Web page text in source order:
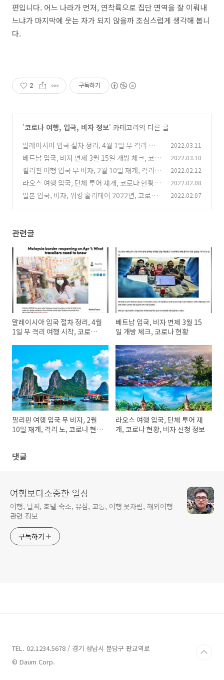
편입니다. 어느 나라가 먼저, 연착륙으로 집단 면역을 잘 이뤄내
느냐가 마지막에 웃는 자가 되지 않을까 조심스럽게 생각해 봅니
다.
2 구독하기
'코로나 여행, 입국, 비자 정보' 카테고리의 다른 글
말레이시아 입국 절차 정리, 4월 1일 무 격리 여행
시작, 코로나 현항 (4)
2022.03.11
베트남 입국, 비자 면제 3월 15일 개방 체크, 코로
나 현황
(0)
2022.03.10
필리핀 여행 입국 무 비자, 2월 10일 재개, 격리
노, 코로나 현황 정보 (4)
2022.02.12
라오스 여행 입국, 단체 투어 재개, 코로나 현황,
비자 신청 정보
(0)
2022.02.08
일본 입국, 비자, 워킹 홀리데이 2022년, 코로나,
2022.02.07
관련글
말레이시아 입국 절차 정리, 4월
1일 무 격리 여행 시작, 코로나
베트남 입국, 비자 면제 3월 15
일 개방 체크, 코로나 현황
필리핀 여행 입국 무 비자, 2월
10일 재개, 격리 노, 코로나 현황
라오스 여행 입국, 단체 투어 재
개, 코로나 현황, 비자 신청 정보
댓글
여행보다소중한 일상
여행, 날씨, 호텔 숙소, 유심, 교통, 여행 옷차림, 해외여행
관련 정보
구독하기
TEL. 02.1234.5678 / 경기 성남시 분당구 판교역로
© Daum Corp.